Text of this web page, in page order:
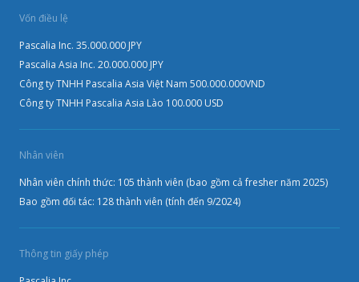
Vốn điều lệ
Pascalia Inc. 35.000.000 JPY
Pascalia Asia Inc. 20.000.000 JPY
Công ty TNHH Pascalia Asia Việt Nam 500.000.000VND
Công ty TNHH Pascalia Asia Lào 100.000 USD
Nhân viên
Nhân viên chính thức: 105 thành viên (bao gồm cả fresher năm 2025)
Bao gồm đối tác: 128 thành viên (tính đến 9/2024)
Thông tin giấy phép